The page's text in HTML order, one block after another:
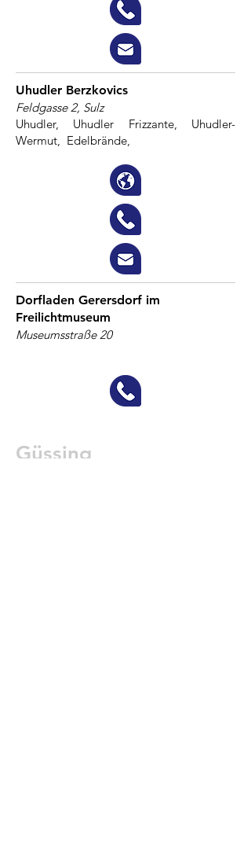
Uhudler Berzkovics
Feldgasse 2, Sulz
Uhudler, Uhudler Frizzante, Uhudler-
Wermut, Edelbrände,
Dorfladen Gerersdorf im
Freilichtmuseum
Museumsstraße 20
Güssing